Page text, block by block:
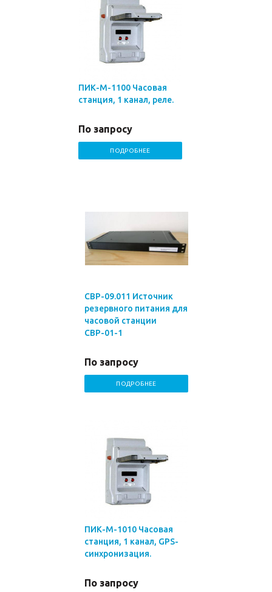
ПИК-М-1100 Часовая
станция, 1 канал, реле.
По запросу
ПОДРОБНЕЕ
СВР-09.011 Источник
резервного питания для
часовой станции
СВР-01-1
По запросу
ПОДРОБНЕЕ
ПИК-М-1010 Часовая
станция, 1 канал, GPS-
синхронизация.
По запросу